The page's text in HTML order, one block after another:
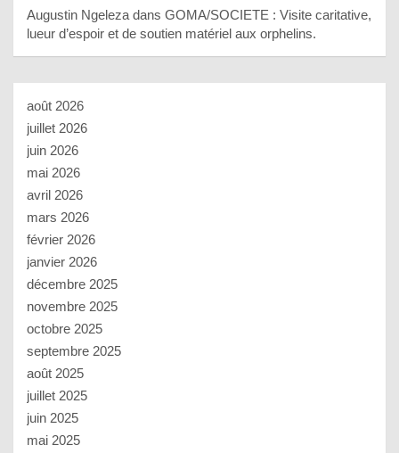
Augustin Ngeleza dans GOMA/SOCIETE : Visite caritative,
lueur d’espoir et de soutien matériel aux orphelins.
août 2026
juillet 2026
juin 2026
mai 2026
avril 2026
mars 2026
février 2026
janvier 2026
décembre 2025
novembre 2025
octobre 2025
septembre 2025
août 2025
juillet 2025
juin 2025
mai 2025